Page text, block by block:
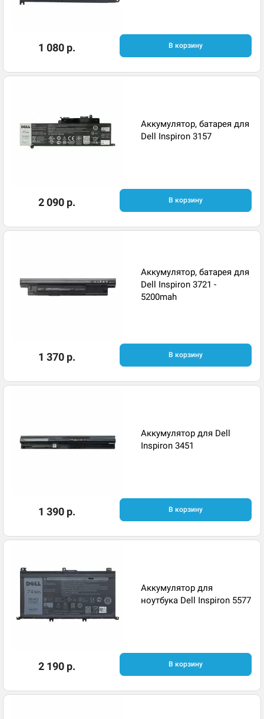
1 080 р. В корзину
Аккумулятор, батарея для
Dell Inspiron 3157
2 090 р. В корзину
Аккумулятор, батарея для
Dell Inspiron 3721 -
5200mah
1 370 р. В корзину
Аккумулятор для Dell
Inspiron 3451
1 390 р. В корзину
Аккумулятор для
ноутбука Dell Inspiron 5577
2 190 р. В корзину